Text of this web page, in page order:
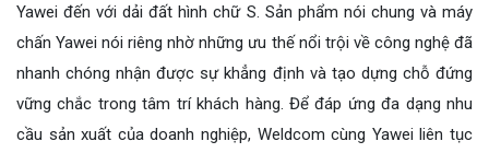
Yawei đến với dải đất hình chữ S. Sản phẩm nói chung và máy
chấn Yawei nói riêng nhờ những ưu thế nổi trội về công nghệ đã
nhanh chóng nhận được sự khẳng định và tạo dựng chỗ đứng
vững chắc trong tâm trí khách hàng. Để đáp ứng đa dạng nhu
cầu sản xuất của doanh nghiệp, Weldcom cùng Yawei liên tục